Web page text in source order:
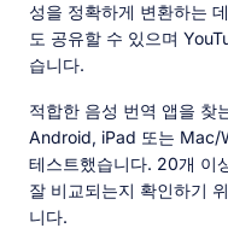
성을 정확하게 변환하는
도 공유할 수 있으며
습니다.
적합한 음성 번역 앱을 찾
Android, iPad 또는 Mac/
테스트했습니다. 20개 이
잘 비교되는지 확인하기
니다.